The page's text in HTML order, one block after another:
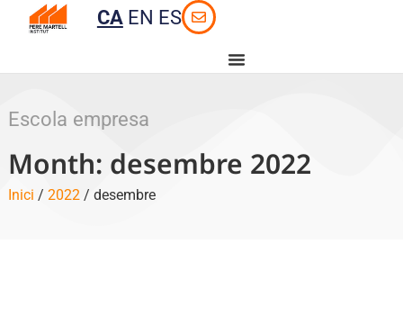
CA EN ES
Escola empresa
Month: desembre 2022
Inici / 2022/ desembre